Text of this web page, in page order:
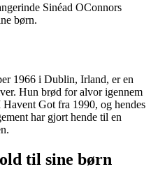
Sinéad OConnors
børn.
1966 i Dublin, Irland, er en
Hun brød for alvor igennem
Got fra 1990, og hendes
har gjort hende til en
til sine børn